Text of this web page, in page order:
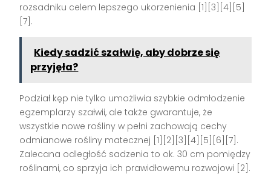
rozsadniku celem lepszego ukorzenienia [1][3][4][5]
[7] .
Kiedy sadzić szałwię, aby dobrze się
przyjęła?
Podział kęp nie tylko umożliwia szybkie odmłodzenie
egzemplarzy szałwii, ale także gwarantuje, że
wszystkie nowe rośliny w pełni zachowają cechy
odmianowe rośliny matecznej [1][2][3][4][5][6][7] .
Zalecana odległość sadzenia to ok. 30 cm pomiędzy
roślinami, co sprzyja ich prawidłowemu rozwojowi [2] .